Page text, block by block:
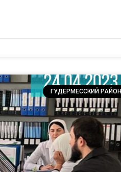
ГУДЕРМЕССКИЙ РАЙОН